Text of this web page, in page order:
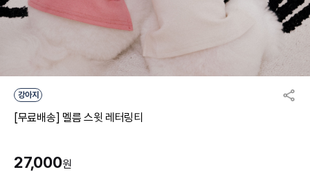
강아지
[무료배송] 멜름 스윗 레터링티
27,000원